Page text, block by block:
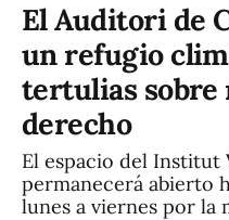
El Auditori de
un refugio
tertulias sobre
derecho
El espacio del Institut
permanecerá abierto
lunes a viernes por la